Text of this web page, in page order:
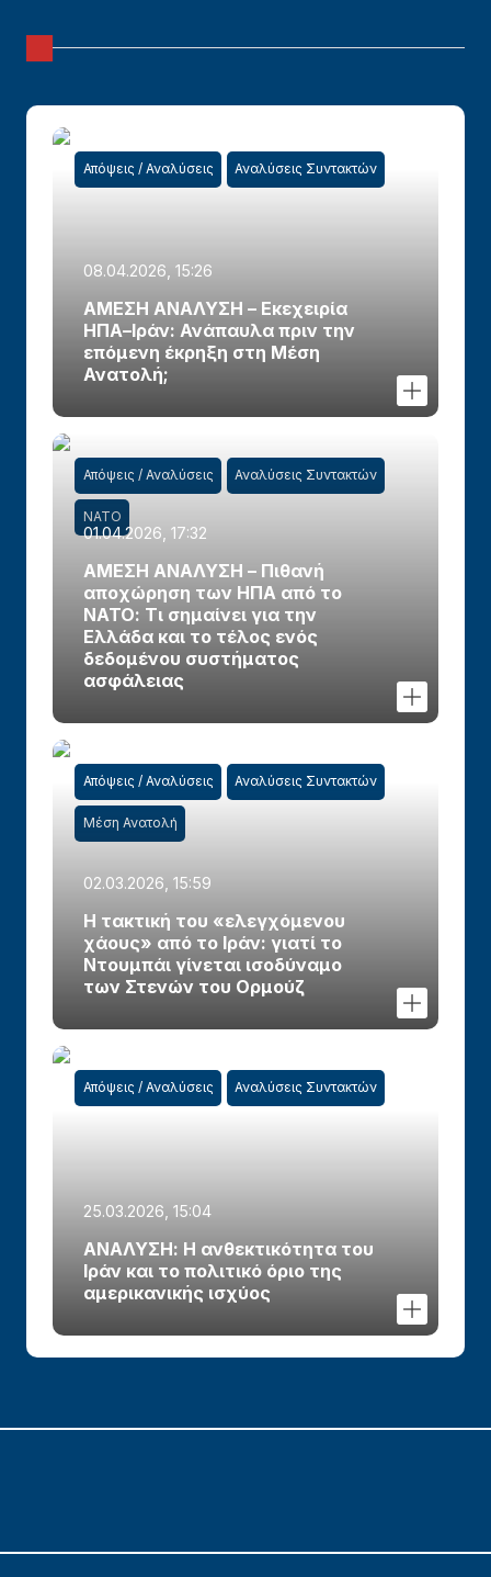
Απόψεις / Αναλύσεις Αναλύσεις Συντακτών
08.04.2026, 15:26
ΑΜΕΣΗ ΑΝΑΛΥΣΗ – Εκεχειρία
ΗΠΑ–Ιράν: Ανάπαυλα πριν την
επόμενη έκρηξη στη Μέση
Ανατολή;
Απόψεις / Αναλύσεις Αναλύσεις Συντακτών
ΝΑΤΟ
01.04.2026, 17:32
ΑΜΕΣΗ ΑΝΑΛΥΣΗ – Πιθανή
αποχώρηση των ΗΠΑ από το
ΝΑΤΟ: Τι σημαίνει για την
Ελλάδα και το τέλος ενός
δεδομένου συστήματος
ασφάλειας
Απόψεις / Αναλύσεις Αναλύσεις Συντακτών
Μέση Ανατολή
02.03.2026, 15:59
Η τακτική του «ελεγχόμενου
χάους» από το Ιράν: γιατί το
Ντουμπάι γίνεται ισοδύναμο
των Στενών του Ορμούζ
Απόψεις / Αναλύσεις Αναλύσεις Συντακτών
25.03.2026, 15:04
ΑΝΑΛΥΣΗ: Η ανθεκτικότητα του
Ιράν και το πολιτικό όριο της
αμερικανικής ισχύος